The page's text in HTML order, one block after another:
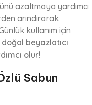
azaltmaya yardımcı
arındırarak
kullanım için
beyazlatıcı
olur!
Sabun